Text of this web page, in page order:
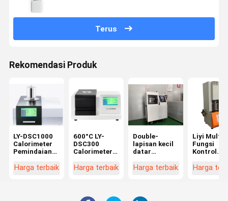
Terus
Rekomendasi Produk
LY-DSC1000
Calorimeter
Pemindaian
Suhu 1150°C
Harga terbaik
600°C LY-
DSC300
Calorimeter
Diferensial
Harga terbaik
Double-
lapisan kecil
datar
Hot press
Harga terbaik
Liyi Multi-
Fungsi
Kontrol
Rotorless
Harga